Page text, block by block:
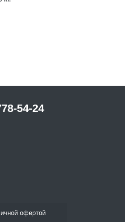
54-24
офертой